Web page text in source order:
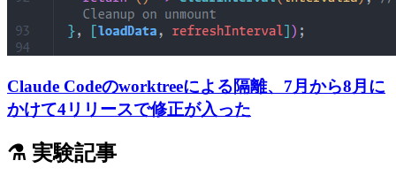
Claude Codeのworktreeによる隔離、7月から8月に
かけて4リリースで修正が入った
⚗️ 実験記事